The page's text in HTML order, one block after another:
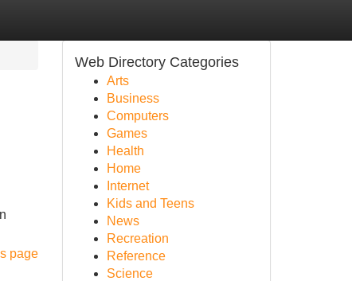
page
Web Directory Categories
Arts
Business
Computers
Games
Health
Home
Internet
Kids and Teens
News
Recreation
Reference
Science